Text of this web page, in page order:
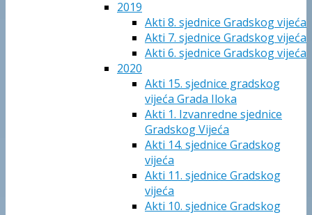
2019
Akti 8. sjednice Gradskog vijeća
Akti 7. sjednice Gradskog vijeća
Akti 6. sjednice Gradskog vijeća
2020
Akti 15. sjednice gradskog
vijeća Grada Iloka
Akti 1. Izvanredne sjednice
Gradskog Vijeća
Akti 14. sjednice Gradskog
vijeća
Akti 11. sjednice Gradskog
vijeća
Akti 10. sjednice Gradskog